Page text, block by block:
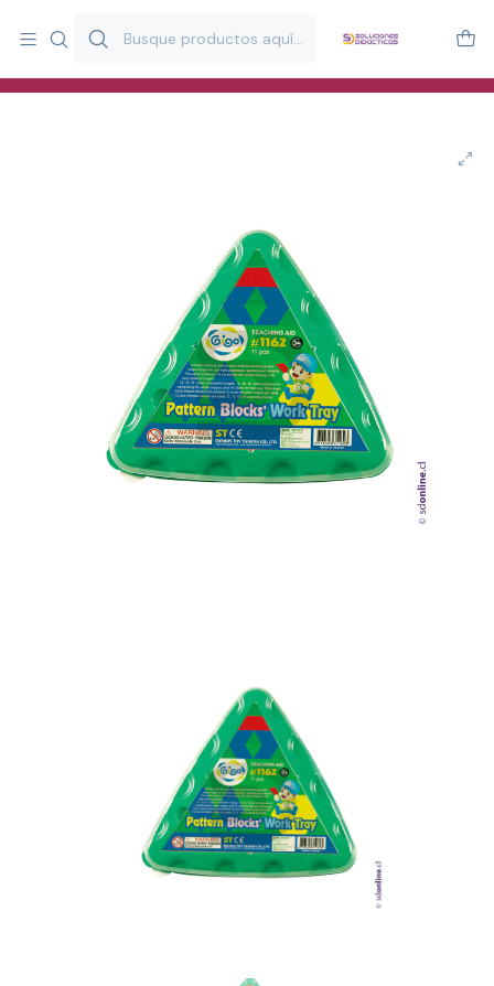
y estimulación infantil en Chile.
Especialistas en recursos educativos para aulas, terapeutas y